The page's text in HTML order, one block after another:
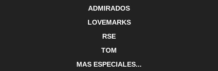
ADMIRADOS
LOVEMARKS
RSE
TOM
MAS ESPECIALES...